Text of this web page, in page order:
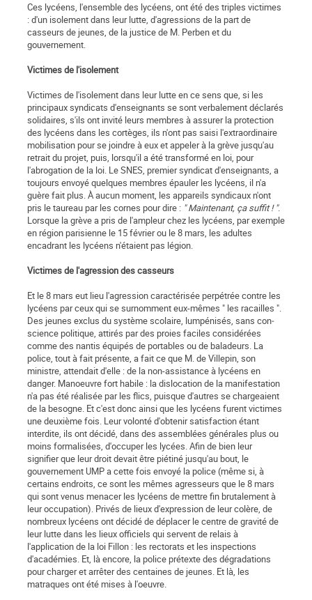
Ces lycéens, l'ensemble des lycéens, ont été des triples victimes
: d'un isolement dans leur lutte, d'agressions de la part de
casseurs de jeunes, de la justice de M. Per­ben et du
gouvernement.
Victimes de l'isolement
Victimes de l'isolement dans leur lutte en ce sens que, si les
principaux syndicats d'enseignants se sont verbalement déclarés
solidaires, s'ils ont invité leurs membres à assurer la protection
des lycéens dans les cortèges, ils n'ont pas saisi l'extraordinaire
mobilisation pour se joindre à eux et appeler à la grève jusqu'au
retrait du projet, puis, lorsqu'il a été transformé en loi, pour
l'abrogation de la loi. Le SNES, premier syndicat d'enseignants, a
toujours envoyé quel­ques membres épauler les lycéens, il n'a
guère fait plus. À aucun moment, les appareils syndicaux n'ont
pris le taureau par les cornes pour dire : " Maintenant, ça suffit ! ".
Lorsque la grève a pris de l'ampleur chez les lycéens, par exemple
en région parisienne le 15 février ou le 8 mars, les adultes
encadrant les lycéens n'étaient pas légion.
Victimes de l'agression des casseurs
Et le 8 mars eut lieu l'agression caractérisée perpétrée contre les
lycéens par ceux qui se surnomment eux-mêmes " les racailles ".
Des jeunes exclus du système scolaire, lumpénisés, sans con­
science politique, attirés par des proies faciles considérées
comme des nantis équipés de portables ou de baladeurs. La
police, tout à fait présente, a fait ce que M. de Villepin, son
ministre, attendait d'elle : de la non-assistance à lycéens en
danger. Manoeuvre fort habile : la dislocation de la manifestation
n'a pas été réalisée par les flics, puisque d'autres se chargeaient
de la besogne. Et c'est donc ainsi que les lycéens furent victimes
une deuxième fois. Leur volonté d'obtenir satisfaction étant
interdite, ils ont décidé, dans des assemblées générales plus ou
moins formalisées, d'occuper les lycées. Afin de bien leur
signifier que leur droit devait être piétiné jusqu'au bout, le
gouvernement UMP a cette fois envoyé la police (même si, à
certains endroits, ce sont les mêmes agresseurs que le 8 mars
qui sont venus menacer les lycéens de mettre fin brutalement à
leur occupation). Privés de lieux d'expression de leur colère, de
nombreux lycéens ont décidé de déplacer le centre de gravité de
leur lutte dans les lieux officiels qui servent de relais à
l'application de la loi Fillon : les rectorats et les inspections
d'académies. Et, là encore, la police prétexte des dégradations
pour charger et arrêter des centaines de jeunes. Et là, les
matraques ont été mises à l'oeu­vre.